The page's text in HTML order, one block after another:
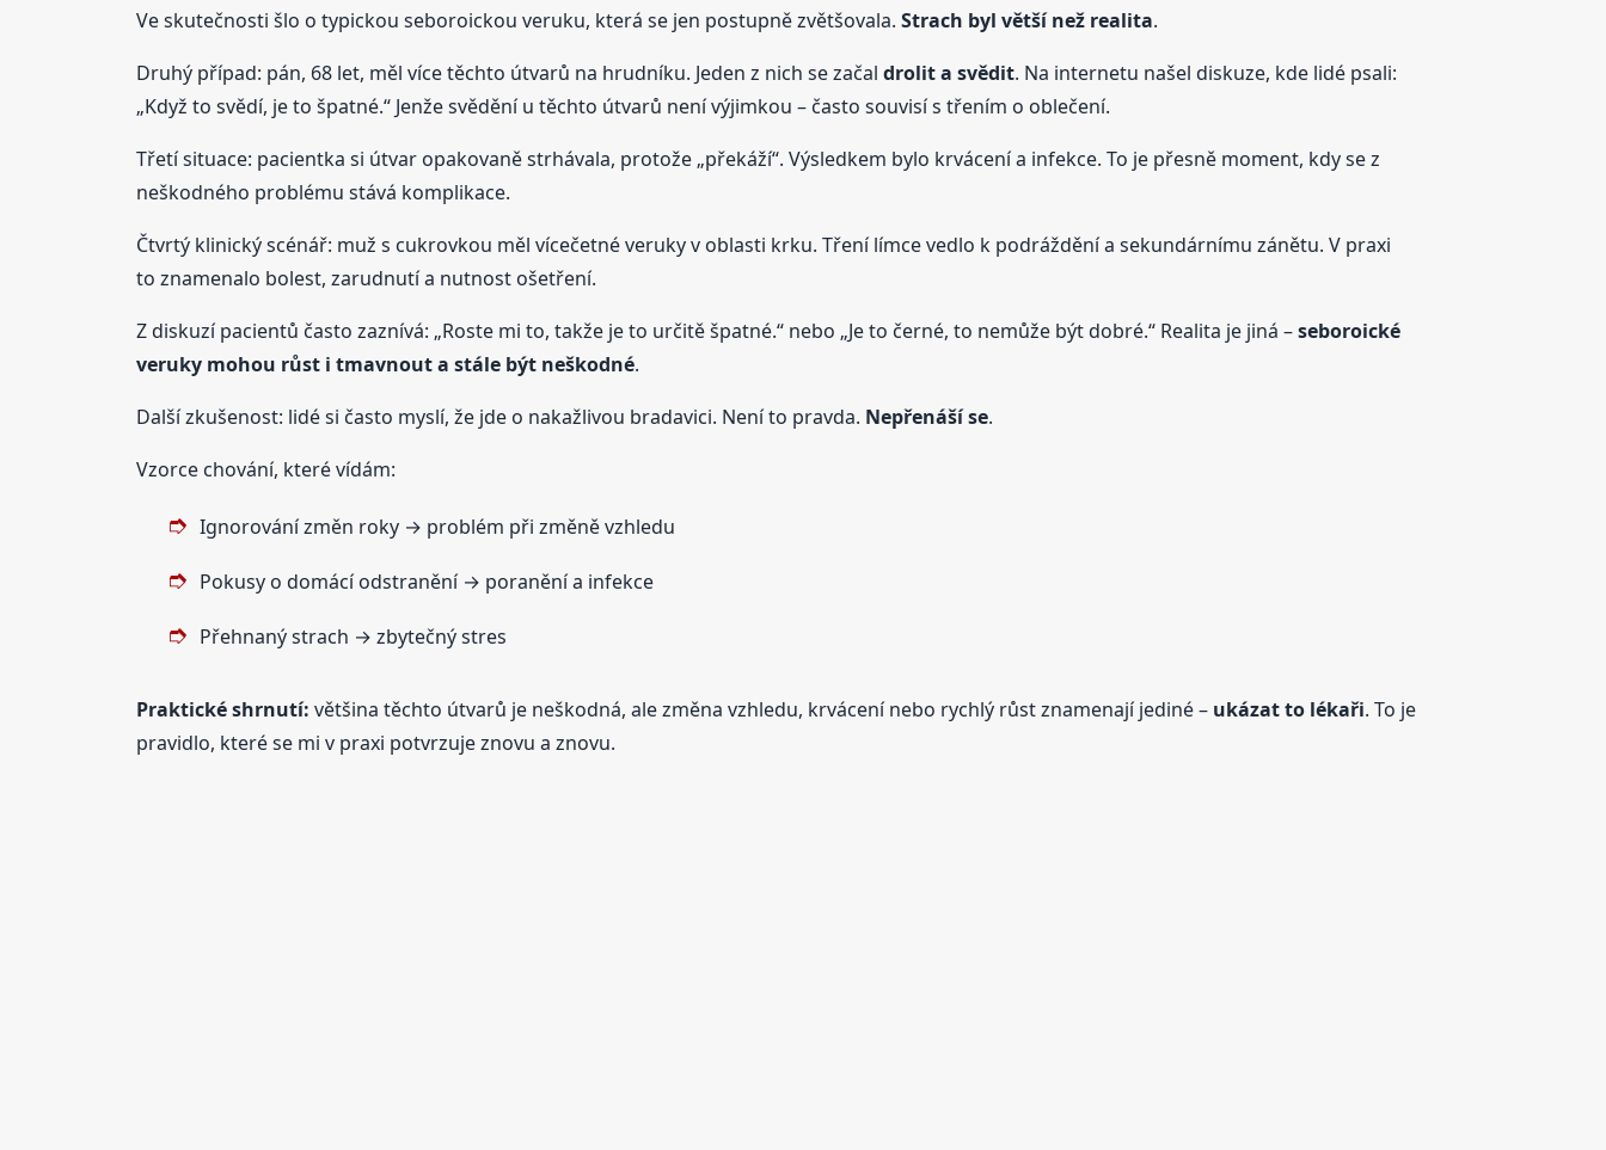
Ve skutečnosti šlo o typickou seboroickou veruku, která se jen postupně zvětšovala. Strach byl větší než realita.
Druhý případ: pán, 68 let, měl více těchto útvarů na hrudníku. Jeden z nich se začal drolit a svědit. Na internetu našel diskuze, kde lidé psali:
„Když to svědí, je to špatné.“ Jenže svědění u těchto útvarů není výjimkou – často souvisí s třením o oblečení.
Třetí situace: pacientka si útvar opakovaně strhávala, protože „překáží“. Výsledkem bylo krvácení a infekce. To je přesně moment, kdy se z
neškodného problému stává komplikace.
Čtvrtý klinický scénář: muž s cukrovkou měl vícečetné veruky v oblasti krku. Tření límce vedlo k podráždění a sekundárnímu zánětu. V praxi
to znamenalo bolest, zarudnutí a nutnost ošetření.
Z diskuzí pacientů často zaznívá: „Roste mi to, takže je to určitě špatné.“ nebo „Je to černé, to nemůže být dobré.“ Realita je jiná –seboroické
veruky mohou růst i tmavnout a stále být neškodné.
Další zkušenost: lidé si často myslí, že jde o nakažlivou bradavici. Není to pravda. Nepřenáší se.
Vzorce chování, které vídám:
Ignorování změn roky → problém při změně vzhledu
Pokusy o domácí odstranění → poranění a infekce
Přehnaný strach → zbytečný stres
Praktické shrnutí: většina těchto útvarů je neškodná, ale změna vzhledu, krvácení nebo rychlý růst znamenají jediné – ukázat to lékaři. To je
pravidlo, které se mi v praxi potvrzuje znovu a znovu.